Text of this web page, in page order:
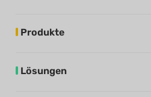
Produkte
Lösungen